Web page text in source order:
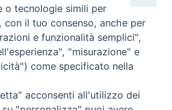
o tecnologie simili per
con il tuo consenso, anche per
e funzionalità semplici",
"misurazione" e
come specificato nella
acconsenti all'utilizzo dei